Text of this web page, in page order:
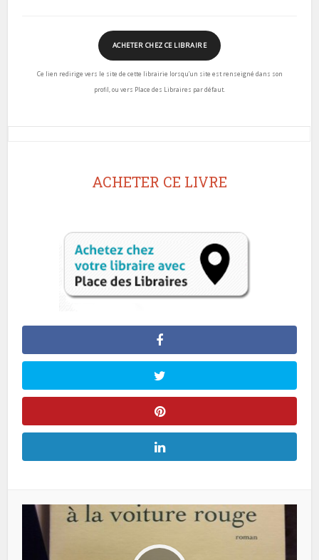
ACHETER CHEZ CE LIBRAIRE
Ce lien redirige vers le site de cette librairie lorsqu’un site est renseigné dans son
profil, ou vers Place des Libraires par défaut.
ACHETER CE LIVRE